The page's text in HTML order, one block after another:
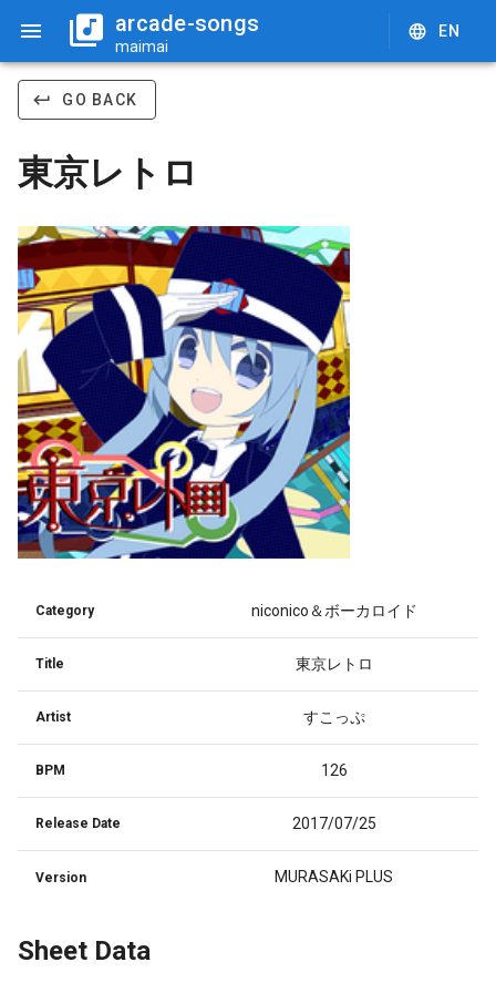
arcade-songs
maimai
EN
GO BACK
東京レトロ
Category niconico＆ボーカロイド
Title 東京レトロ
Artist すこっぷ
BPM 126
Release Date 2017/07/25
Version MURASAKi PLUS
Sheet Data